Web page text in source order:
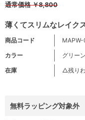
薄くてスリムなレイク
通常価格￥8,800
商品コード
カラー
グリーン
在庫
△残り
無料ラッピング対象外